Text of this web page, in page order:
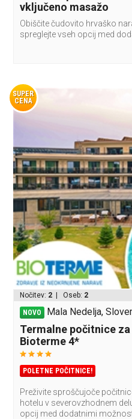
vključeno masažo
Obiščite čudovito hrvaško
spreglejte vseh opcij med
SUPER
CENA
Nočitev: 2 | Oseb: 2
NOVO Mala Nedelja,
Termalne počitnice
Bioterme 4*
POLETNE POČITNICE!
Preživite sproščujoče
hotelu v severovzhodnem
opcij med dodatnimi